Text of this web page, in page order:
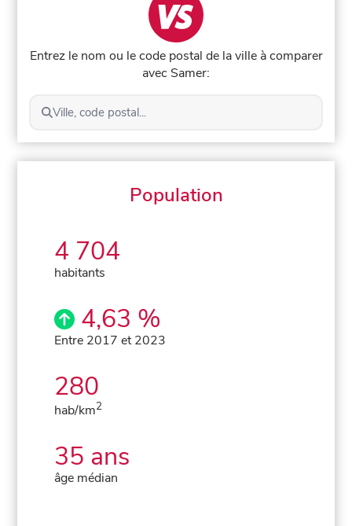
Entrez le nom ou le code postal de la ville à comparer
avec Samer:
Ville, code postal...
Population
4 704
habitants
4,63 %
Entre 2017 et 2023
280
hab/km2
35 ans
âge médian